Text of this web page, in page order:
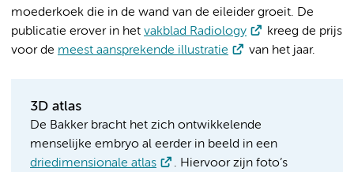
moederkoek die in de wand van de eileider groeit. De
publicatie erover in het vakblad Radiology
kreeg de prijs
voor de meest aansprekende illustratie van het jaar.
3D atlas
De Bakker bracht het zich ontwikkelende
menselijke embryo al eerder in beeld in een
driedimensionale atlas
. Hiervoor zijn foto’s